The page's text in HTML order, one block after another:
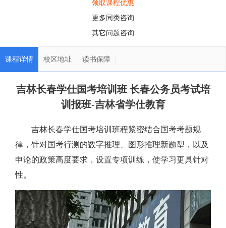
领取课程优惠
更多同类咨询
其它问题咨询
课程详情 校区地址 读书保障
吉林长春学仕国考培训班 长春公务员考试培
训报班-吉林省学仕教育
吉林长春学仕国考培训班程紧密结合国考考题规
律，针对国考行测的数字推理、图形推理新题型，以及
申论的政策高度要求，设置专项训练，使学习更具针对
性。